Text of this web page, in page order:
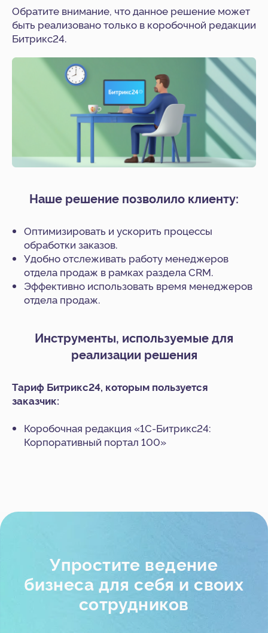
Обратите внимание, что данное решение может
быть реализовано только в коробочной редакции
Битрикс24.
Наше решение позволило клиенту:
Оптимизировать и ускорить процессы
обработки заказов.
Удобно отслеживать работу менеджеров
отдела продаж в рамках раздела CRM.
Эффективно использовать время менеджеров
отдела продаж.
Инструменты, используемые для
реализации решения
Тариф Битрикс24, которым пользуется
заказчик:
Коробочная редакция «1С-Битрикс24:
Корпоративный портал 100»
1С
Интеграция Битрикс24 и 1С
BI-отчёты
Новости
Аудит Битрикс24